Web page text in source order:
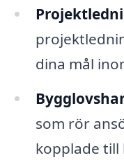
dina mål
som rör
kopplade till